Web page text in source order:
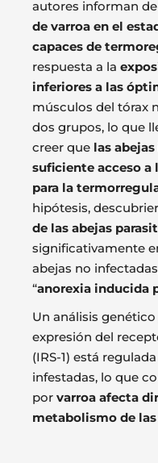
autores informan
de varroa en el
capaces de
respuesta a la
inferiores a las
músculos del tórax
dos grupos, lo que
creer que las
suficiente acceso a
para la
hipótesis,
de las abejas
significativamente
abejas no
“anorexia inducida
Un análisis
expresión del
(IRS-1) está
infestadas, lo que
por varroa afecta
metabolismo de las